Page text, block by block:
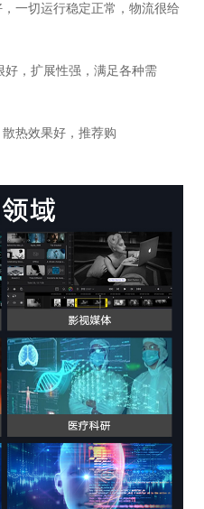
一切运行稳定正常，物流很给
，扩展性强，满足各种需
热效果好，推荐购